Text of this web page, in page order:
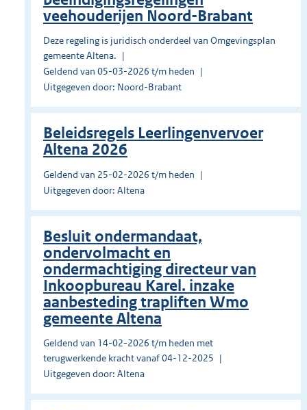
veehouderijen Noord-Brabant
Deze regeling is juridisch onderdeel van Omgevingsplan
gemeente Altena.
Geldend van 05-03-2026 t/m heden
Uitgegeven door: Noord-Brabant
Beleidsregels Leerlingenvervoer
Altena 2026
Geldend van 25-02-2026 t/m heden
Uitgegeven door: Altena
Besluit ondermandaat,
ondervolmacht en
ondermachtiging directeur van
Inkoopbureau Karel. inzake
aanbesteding trapliften Wmo
gemeente Altena
Geldend van 14-02-2026 t/m heden met
terugwerkende kracht vanaf 04-12-2025
Uitgegeven door: Altena